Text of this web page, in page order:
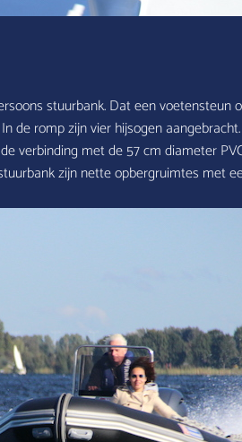
stuurbank. Dat een voetensteun
de romp zijn vier hijsogen
verbinding met de 57 cm diameter
zijn nette opbergruimtes met